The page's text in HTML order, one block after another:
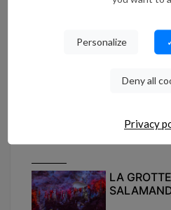
Jeremstar relaxé par le
LA
Personalize
Deny all
Privacy